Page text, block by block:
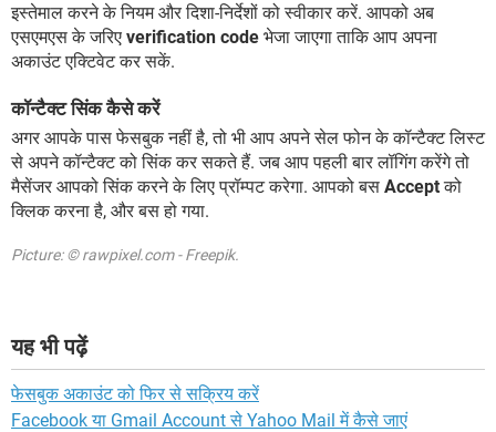
इस्तेमाल करने के नियम और दिशा-निर्देशों को स्वीकार करें. आपको अब
एसएमएस के जरिए verification code भेजा जाएगा ताकि आप अपना
अकाउंट एक्टिवेट कर सकें.
कॉन्टैक्ट सिंक कैसे करें
अगर आपके पास फेसबुक नहीं है, तो भी आप अपने सेल फोन के कॉन्टैक्ट लिस्ट
से अपने कॉन्टैक्ट को सिंक कर सकते हैं. जब आप पहली बार लॉगिंग करेंगे तो
मैसेंजर आपको सिंक करने के लिए प्रॉम्पट करेगा. आपको बस Acceptको
क्लिक करना है, और बस हो गया.
Picture: © rawpixel.com - Freepik.
यह भी पढ़ें
फेसबुक अकाउंट को फिर से सक्रिय करें
Facebook या Gmail Account से Yahoo Mail में कैसे जाएं